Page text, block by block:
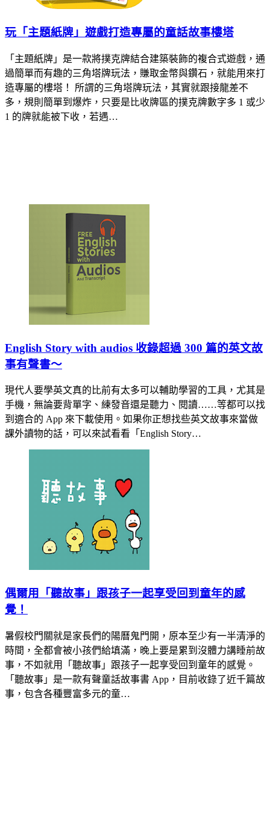
玩「主題紙牌」遊戲打造專屬的童話故事樓塔
「主題紙牌」是一款將撲克牌結合建築裝飾的複合式遊戲，通
過簡單而有趣的三角塔牌玩法，賺取金幣與鑽石，就能用來打
造專屬的樓塔！ 所謂的三角塔牌玩法，其實就跟接龍差不
多，規則簡單到爆炸，只要是比收牌區的撲克牌數字多 1 或少
1 的牌就能被下收，若遇…
English Story with audios 收錄超過 300 篇的英文故
事有聲書～
現代人要學英文真的比前有太多可以輔助學習的工具，尤其是
手機，無論要背單字、練發音還是聽力、閱讀……等都可以找
到適合的 App 來下載使用。如果你正想找些英文故事來當做
課外讀物的話，可以來試看看「English Story…
偶爾用「聽故事」跟孩子一起享受回到童年的感
覺！
暑假校門關就是家長們的陽曆鬼門開，原本至少有一半清淨的
時間，全都會被小孩們給填滿，晚上要是累到沒體力講睡前故
事，不如就用「聽故事」跟孩子一起享受回到童年的感覺。
「聽故事」是一款有聲童話故事書 App，目前收錄了近千篇故
事，包含各種豐富多元的童…